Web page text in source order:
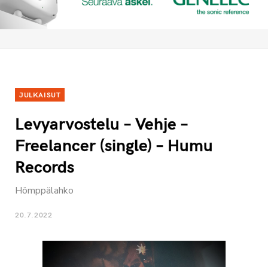
JULKAISUT
Levyarvostelu – Vehje –
Freelancer (single) – Humu
Records
Hömppälahko
20.7.2022